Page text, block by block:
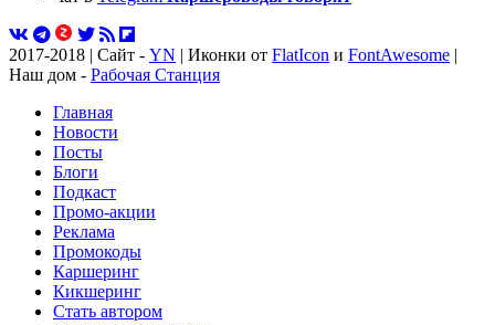
2017-2018 | Сайт - YN | Иконки от FlatIcon и FontAwesome |
Наш дом - Рабочая Станция
Главная
Новости
Посты
Блоги
Подкаст
Промо-акции
Реклама
Промокоды
Каршеринг
Кикшеринг
Стать автором